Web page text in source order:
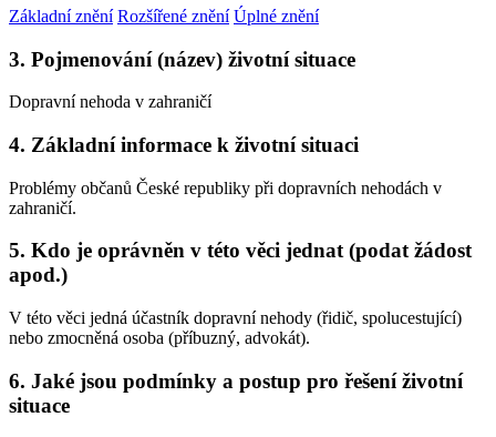
Základní znění Rozšířené znění Úplné znění
3. Pojmenování (název) životní situace
Dopravní nehoda v zahraničí
4. Základní informace k životní situaci
Problémy občanů České republiky při dopravních nehodách v
zahraničí.
5. Kdo je oprávněn v této věci jednat (podat žádost
apod.)
V této věci jedná účastník dopravní nehody (řidič, spolucestující)
nebo zmocněná osoba (příbuzný, advokát).
6. Jaké jsou podmínky a postup pro řešení životní
situace